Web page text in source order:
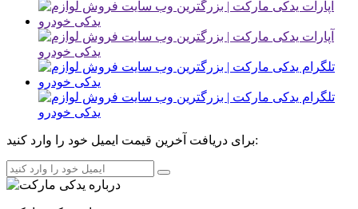
برای دریافت آخرین قیمت ایمیل خود را وارد کنید: